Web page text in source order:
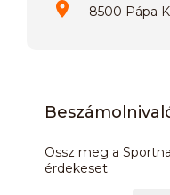
8500 Pápa
Ossz meg a
érdekeset